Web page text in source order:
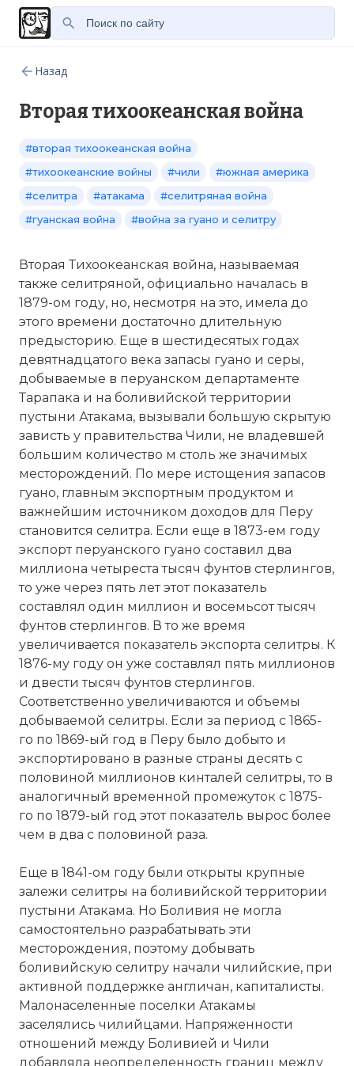
Назад
Вторая тихоокеанская война
#вторая тихоокеанская война
#тихоокеанские войны
#чили
#южная америка
#селитра
#атакама
#селитряная война
#гуанская война
#война за гуано и селитру
Вторая Тихоокеанская война, называемая
также селитряной, официально началась в
1879-ом году, но, несмотря на это, имела до
этого времени достаточно длительную
предысторию. Еще в шестидесятых годах
девятнадцатого века запасы гуано и серы,
добываемые в перуанском департаменте
Тарапака и на боливийской территории
пустыни Атакама, вызывали большую скрытую
зависть у правительства Чили, не владевшей
большим количество м столь же значимых
месторождений. По мере истощения запасов
гуано, главным экспортным продуктом и
важнейшим источником доходов для Перу
становится селитра. Если еще в 1873-ем году
экспорт перуанского гуано составил два
миллиона четыреста тысяч фунтов стерлингов,
то уже через пять лет этот показатель
составлял один миллион и восемьсот тысяч
фунтов стерлингов. В то же время
увеличивается показатель экспорта селитры. К
1876-му году он уже составлял пять миллионов
и двести тысяч фунтов стерлингов.
Соответственно увеличиваются и объемы
добываемой селитры. Если за период с 1865-
го по 1869-ый год в Перу было добыто и
экспортировано в разные страны десять с
половиной миллионов кинталей селитры, то в
аналогичный временной промежуток с 1875-
го по 1879-ый год этот показатель вырос более
чем в два с половиной раза.
Еще в 1841-ом году были открыты крупные
залежи селитры на боливийской территории
пустыни Атакама. Но Боливия не могла
самостоятельно разрабатывать эти
месторождения, поэтому добывать
боливийскую селитру начали чилийские, при
активной поддержке англичан, капиталисты.
Малонаселенные поселки Атакамы
заселялись чилийцами. Напряженности
отношений между Боливией и Чили
добавляла неопределенность границ между